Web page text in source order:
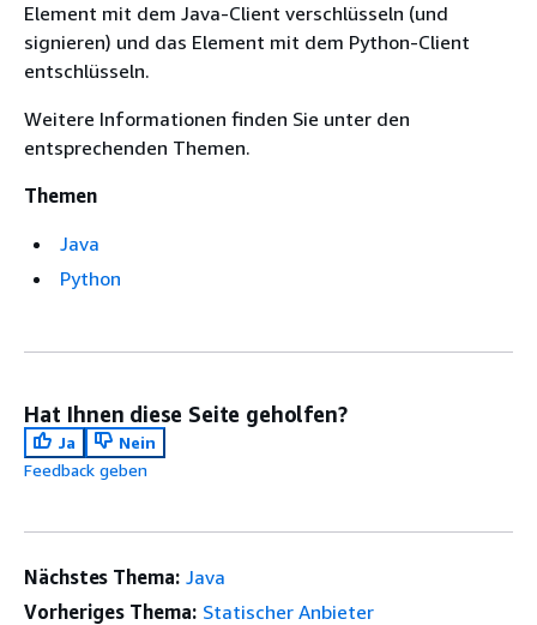
Element mit dem Java-Client verschlüsseln (und
signieren) und das Element mit dem Python-Client
entschlüsseln.
Weitere Informationen finden Sie unter den
entsprechenden Themen.
Themen
Java
Python
Hat Ihnen diese Seite geholfen?
Ja
Nein
Feedback geben
Nächstes Thema: Java
Vorheriges Thema: Statischer Anbieter